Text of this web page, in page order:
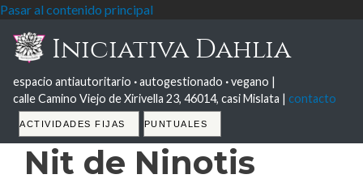
Pasar al contenido principal
Iniciativa Dahlia
espacio antiautoritario ·autogestionado ·vegano |
calle Camino Viejo de Xirivella 23, 46014, casi Mislata | contacto
Tabs
ACTIVIDADES FIJAS PUNTUALES
Nit de Ninotis